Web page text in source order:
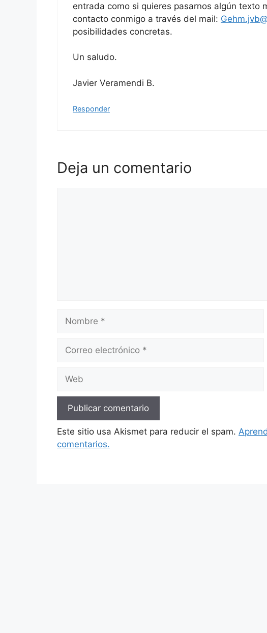
entrada como si quieres pasarnos algún texto
contacto conmigo a través del mail:
posibilidades concretas.
Un saludo.
Javier Veramendi B.
Responder
Deja un comentario
electrónico
Este sitio usa Akismet para reducir el spam.
comentarios.